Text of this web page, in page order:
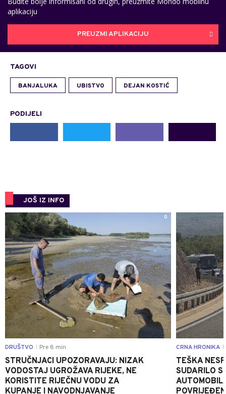
aplikaciju
PREUZMI APLIKACIJU
TAGOVI
BANJALUKA UBISTVO DEJAN KOSTIĆ
PODIJELI
JOŠ IZ INFO
0
DRUŠTVO Pre 8 min
STRUČNJACI UPOZORAVAJU: NIZAK
VODOSTAJ UGROŽAVA RIJEKE, NE
KORISTITE RIJEČNU VODU ZA
KUPANJE I NAVODNJAVANJE
CRNA HRONIKA
TEŠKA
SUDARILO